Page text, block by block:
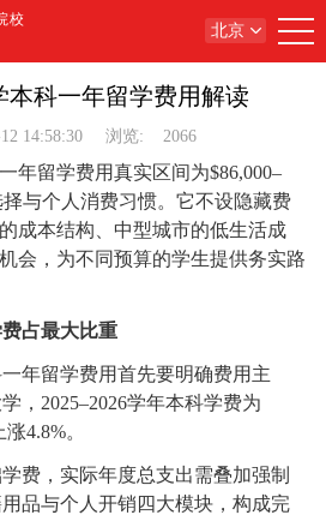
校
北京
本科一年留学费用解读
14:58:30 浏览: 2066
年留学费用真实区间为$86,000–
择与个人消费习惯。它不设隐藏费
成本结构、中型城市的低生活成
会，为不同预算的学生提供务实路
占最大比重
年留学费用首先要明确费用主
，2025–2026学年本科学费为
4.8%。
，实际年度总支出需叠加强制
品与个人开销四大模块，构成完